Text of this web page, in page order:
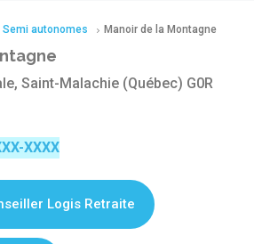
Semi autonomes Manoir de la Montagne
Saint-Malachie (Québec) G0R
2525
Logis Retraite